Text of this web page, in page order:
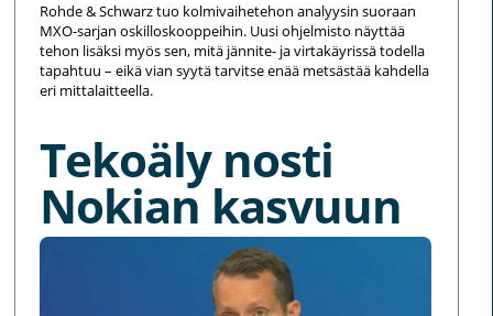
Rohde & Schwarz tuo kolmivaihetehon analyysin suoraan
MXO-sarjan oskilloskooppeihin. Uusi ohjelmisto näyttää
tehon lisäksi myös sen, mitä jännite- ja virtakäyrissä todella
tapahtuu – eikä vian syytä tarvitse enää metsästää kahdella
eri mittalaitteella.
Tekoäly nosti
Nokian kasvuun